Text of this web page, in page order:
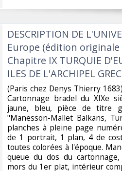
‎DESCRIPTION DE
Europe (édition originale
Chapitre IX TURQUIE
ILES DE L'ARCHIPEL
‎(Paris chez Denys Thierry
Cartonnage bradel du XIXe
jaune, bleu, pièce de titre
"Manesson-Mallet Balkans,
planches à pleine page
de 1 portrait, 1 plan, 4 de
toutes colorées à l'époque.
queue du dos du
mors du 1er plat, intérieur